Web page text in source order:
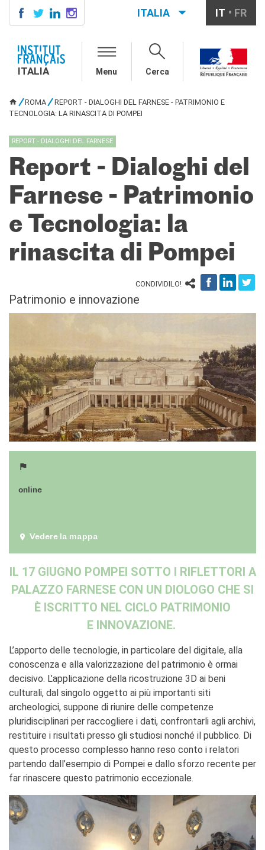
SCUOLA & UNIVERSITÀ
Cooperazione
Studiare in Francia
IL PALAZZO FARNESE
CHI SIAMO
Contatti
Lavora con noi
CERCA
ITALIA IT FR
ITALIA Menu Cerca
TU SEI QUI
ROMA
REPORT - DIALOGHI DEL FARNESE - PATRIMONIO E
TECNOLOGIA: LA RINASCITA DI POMPEI
REPORT - DIALOGHI DEL FARNESE
Report - Dialoghi del
Farnese - Patrimonio
e Tecnologia: la
rinascita di Pompei
CONDIVIDILO!
Patrimonio e innovazione
online
Vedere la mappa
IL 17 GIUGNO POMPEI SOTTO I RIFLETTORI A
PALAZZO FARNESE CON UN DIOLOGO CHE SI
È ISCRITTO NEL CICLO PATRIMONIO
E INNOVAZIONE.
L’apporto delle tecnologie, in particolare del digitale, alla
conoscenza e alla valorizzazione del patrimonio è ormai
decisivo. L’applicazione della ricostruzione 3D ai beni
culturali, dal singolo oggetto ai più importanti siti
archeologici, suppone di riunire delle competenze
pluridisciplinari per raccogliere i dati, confrontarli agli archivi,
restituire i risultati presso gli studiosi nonché il pubblico. Di
questo processo complesso hanno reso conto i relatori
partendo dall’esempio di Pompei e dallo sforzo recente per
far rinascere questo patrimonio eccezionale.